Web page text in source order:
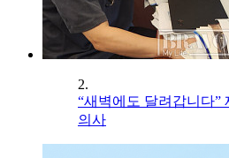
2.
“새벽에도 달려갑니다”
의사